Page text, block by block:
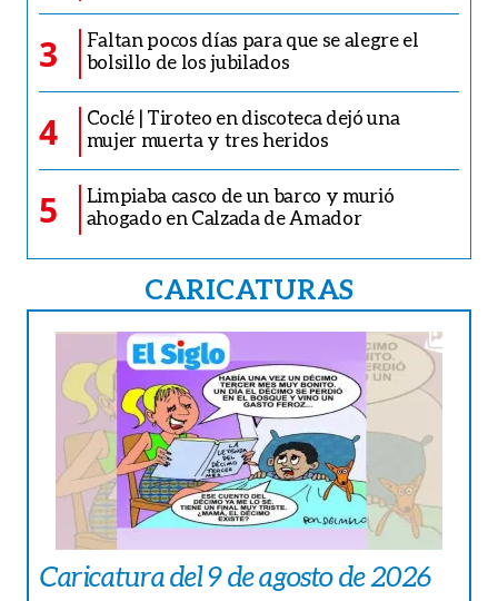
3
Faltan pocos días para que se alegre el
bolsillo de los jubilados
4
Coclé | Tiroteo en discoteca dejó una
mujer muerta y tres heridos
5
Limpiaba casco de un barco y murió
ahogado en Calzada de Amador
CARICATURAS
Caricatura del 9 de agosto de 2026